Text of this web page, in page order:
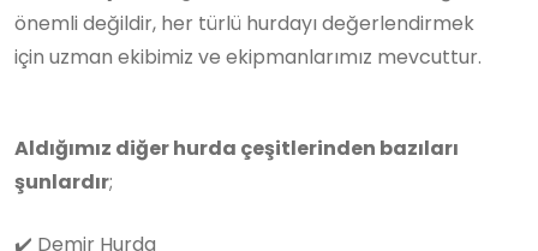
önemli değildir, her türlü hurdayı değerlendirmek
için uzman ekibimiz ve ekipmanlarımız mevcuttur.
Aldığımız diğer hurda çeşitlerinden bazıları
şunlardır;
✔️ Demir Hurda